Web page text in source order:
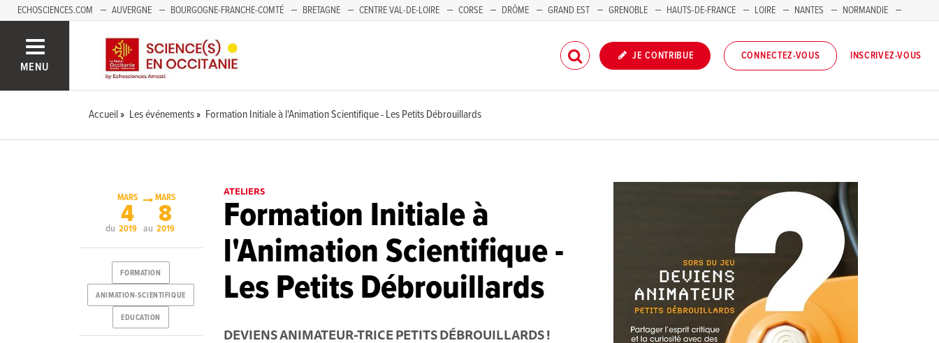
ECHOSCIENCES.COM AUVERGNE BOURGOGNE-FRANCHE-COMTÉ BRETAGNE CENTRE VAL-DE-LOIRE CORSE DRÔME GRAND EST GRENOBLE HAUTS-DE-FRANCE LOIRE NANTES
NORMANDIE
MENU
JE CONTRIBUE CONNECTEZ-VOUS INSCRIVEZ-VOUS
Accueil Les événements Formation Initiale à l'Animation Scientifique - Les Petits Débrouillards
ATELIERS
Formation Initiale à
l'Animation Scientifique -
Les Petits Débrouillards
DEVIENS ANIMATEUR-TRICE PETITS DÉBROUILLARDS !
du
MARS
4
2019 au
MARS
8
2019
FORMATION
ANIMATION-SCIENTIFIQUE
EDUCATION